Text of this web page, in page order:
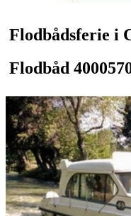
Flodbådsferie i
Flodbåd